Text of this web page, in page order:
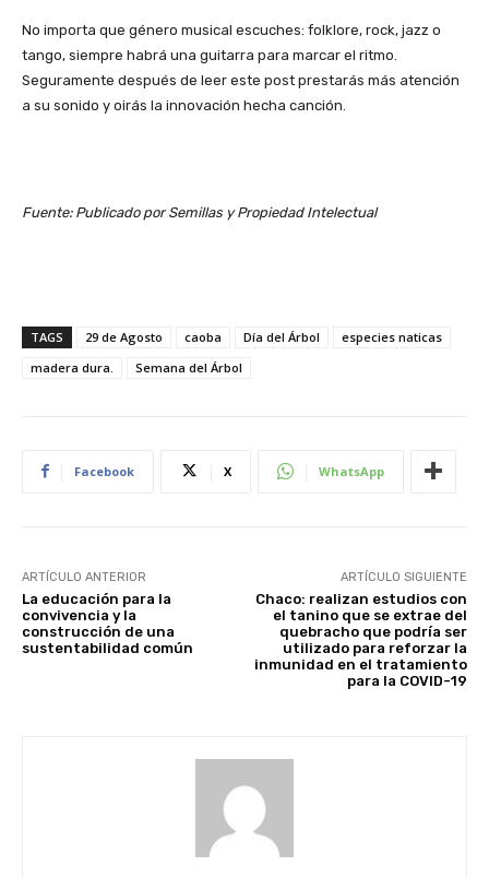
No importa que género musical escuches: folklore, rock, jazz o
tango, siempre habrá una guitarra para marcar el ritmo.
Seguramente después de leer este post prestarás más atención
a su sonido y oirás la innovación hecha canción.
Fuente: Publicado por Semillas y Propiedad Intelectual
TAGS 29 de Agosto caoba Día del Árbol
especies naticas
madera dura.
Semana del Árbol
Facebook X WhatsApp
ARTÍCULO ANTERIOR
La educación para la
convivencia y la
construcción de una
sustentabilidad común
ARTÍCULO SIGUIENTE
Chaco: realizan estudios con
el tanino que se extrae del
quebracho que podría ser
utilizado para reforzar la
inmunidad en el tratamiento
para la COVID-19